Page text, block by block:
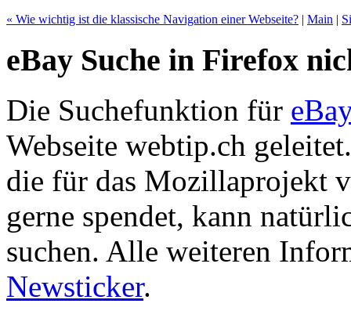
« Wie wichtig ist die klassische Navigation einer Webseite? | Main |
eBay Suche in Firefox
Die Suchefunktion für
Webseite webtip.ch
die für das Mozillaprojekt
gerne spendet, kann
suchen. Alle weiteren
Newsticker.